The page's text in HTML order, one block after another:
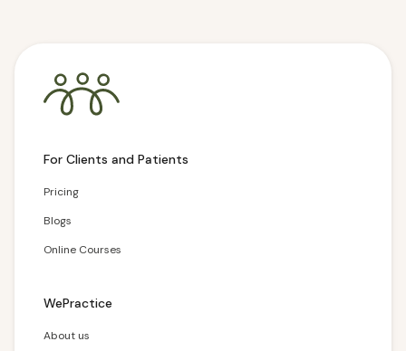
For Clients and Patients
Pricing
Blogs
Online Courses
WePractice
About us